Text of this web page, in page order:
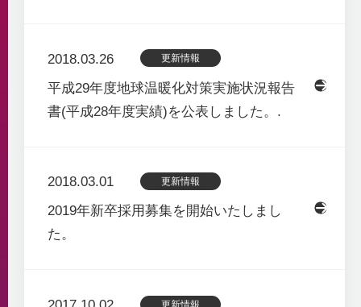
2018.03.26 更新情報
平成29年度地球温暖化対策実施状況報告
書(平成28年度実績)を公表しました。.
2018.03.01 更新情報
2019年新卒採用募集を開始いたしまし
た。
更新情報